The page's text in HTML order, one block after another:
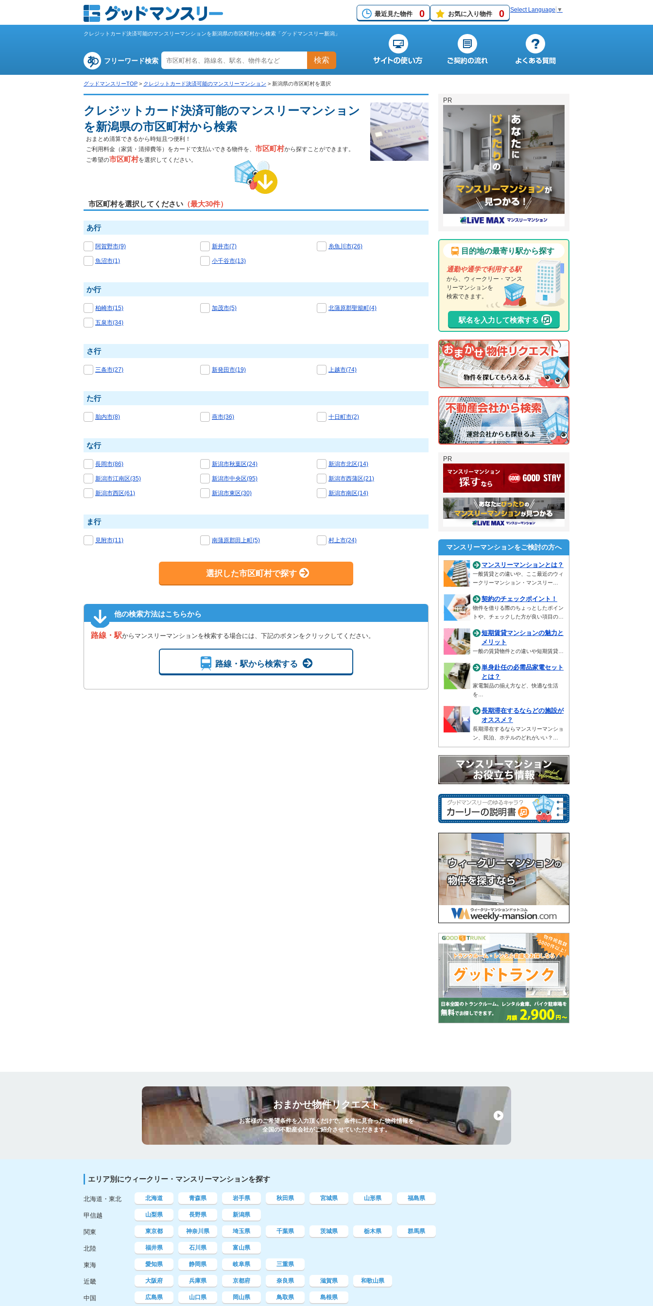
最近見た物件 0 お気に入り物件 0 Select Language ▼
クレジットカード決済可能のマンスリーマンションを新潟県の市区町村から検索「グッドマンスリー新潟」
フリーワード検索 検索
グッドマンスリーTOP > クレジットカード決済可能のマンスリーマンション > 新潟県の市区町村を選択
クレジットカード決済可能のマンスリーマンション
を新潟県の市区町村から検索
おまとめ清算できるから時短且つ便利！
ご利用料金（家賃・清掃費等）をカードで支払いできる物件を、 市区町村から探すことができます。
ご希望の市区町村を選択してください。
市区町村を選択してください （最大30件）
あ行
阿賀野市(9) 新井市(7) 糸魚川市(26)
魚沼市(1) 小千谷市(13)
か行
柏崎市(15) 加茂市(5) 北蒲原郡聖籠町(4)
五泉市(34)
さ行
三条市(27) 新発田市(19) 上越市(74)
た行
胎内市(8) 燕市(36) 十日町市(2)
な行
長岡市(86) 新潟市秋葉区(24) 新潟市北区(14)
新潟市江南区(35) 新潟市中央区(95) 新潟市西蒲区(21)
新潟市西区(61) 新潟市東区(30) 新潟市南区(14)
ま行
見附市(11) 南蒲原郡田上町(5) 村上市(24)
選択した市区町村で探す
他の検索方法はこちらから
路線・駅からマンスリーマンションを検索する場合には、下記のボタンをクリックしてください。
路線・駅から検索する
PR
目的地の最寄り駅から探す
通勤や通学で利用する駅
から、ウィークリー・マンス
リーマンションを
検索できます。
駅名を入力して検索する
PR
マンスリーマンションをご検討の方へ
マンスリーマンションとは？
一般賃貸との違いや、ここ最近のウィ
ークリーマンション・マンスリー…
契約のチェックポイント！
物件を借りる際のちょっとしたポイン
トや、チェックした方が良い項目の…
短期賃貸マンションの魅力と
メリット
一般の賃貸物件との違いや短期賃貸…
単身赴任の必需品家電セット
とは？
家電製品の揃え方など、快適な生活
を…
長期滞在するならどの施設が
オススメ？
長期滞在するならマンスリーマンショ
ン、民泊、ホテルのどれがいい？…
おまかせ物件リクエスト
お客様のご希望条件を入力頂くだけで、条件に見合った物件情報を
全国の不動産会社がご紹介させていただきます。
エリア別にウィークリー・マンスリーマンションを探す
北海道・東北 北海道 青森県 岩手県 秋田県 宮城県 山形県 福島県
甲信越 山梨県 長野県 新潟県
関東 東京都 神奈川県 埼玉県 千葉県 茨城県 栃木県 群馬県
北陸 福井県 石川県 富山県
東海 愛知県 静岡県 岐阜県 三重県
近畿 大阪府 兵庫県 京都府 奈良県 滋賀県 和歌山県
中国 広島県 山口県 岡山県 鳥取県 島根県